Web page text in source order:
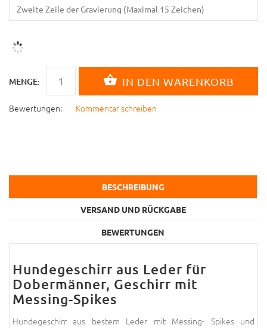
MENGE:
Bewertungen: Kommentar schreiben
BESCHREIBUNG
VERSAND UND RÜCKGABE
BEWERTUNGEN
Hundegeschirr aus Leder für
Dobermänner, Geschirr mit
Messing-Spikes
Hundegeschirr aus bestem Leder mit Messing- Spikes und